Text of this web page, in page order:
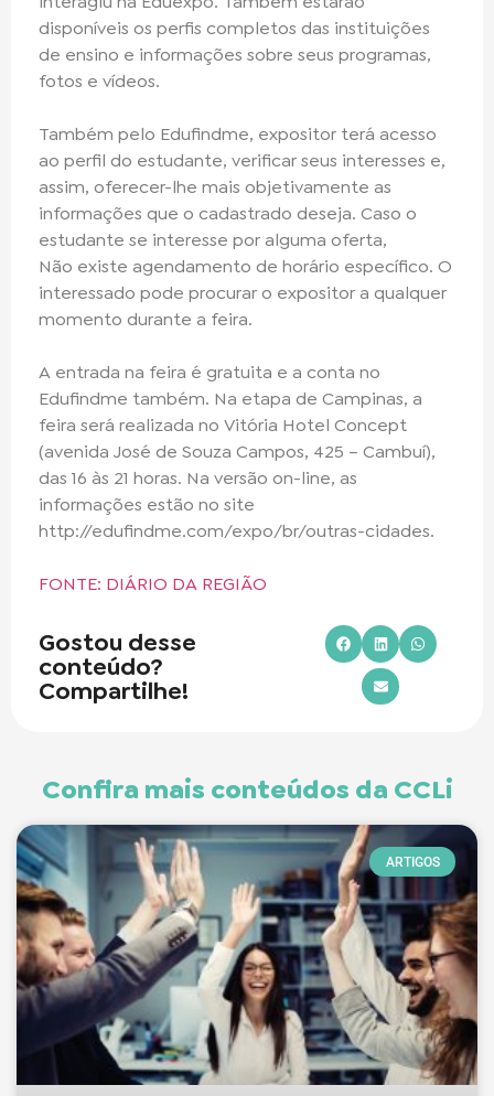
disponíveis os perfis completos das instituições
de ensino e informações sobre seus programas,
fotos e vídeos.
Também pelo Edufindme, expositor terá acesso
ao perfil do estudante, verificar seus interesses e,
assim, oferecer-lhe mais objetivamente as
informações que o cadastrado deseja. Caso o
estudante se interesse por alguma oferta,
Não existe agendamento de horário específico. O
interessado pode procurar o expositor a qualquer
momento durante a feira.
A entrada na feira é gratuita e a conta no
Edufindme também. Na etapa de Campinas, a
feira será realizada no Vitória Hotel Concept
(avenida José de Souza Campos, 425 – Cambuí),
das 16 às 21 horas. Na versão on-line, as
informações estão no site
http://edufindme.com/expo/br/outras-cidades.
FONTE: DIÁRIO DA REGIÃO
Gostou desse
conteúdo?
Compartilhe!
Confira mais conteúdos da CCLi
ARTIGOS